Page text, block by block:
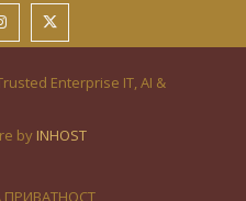
Enterprise IT, AI &
by INHOST